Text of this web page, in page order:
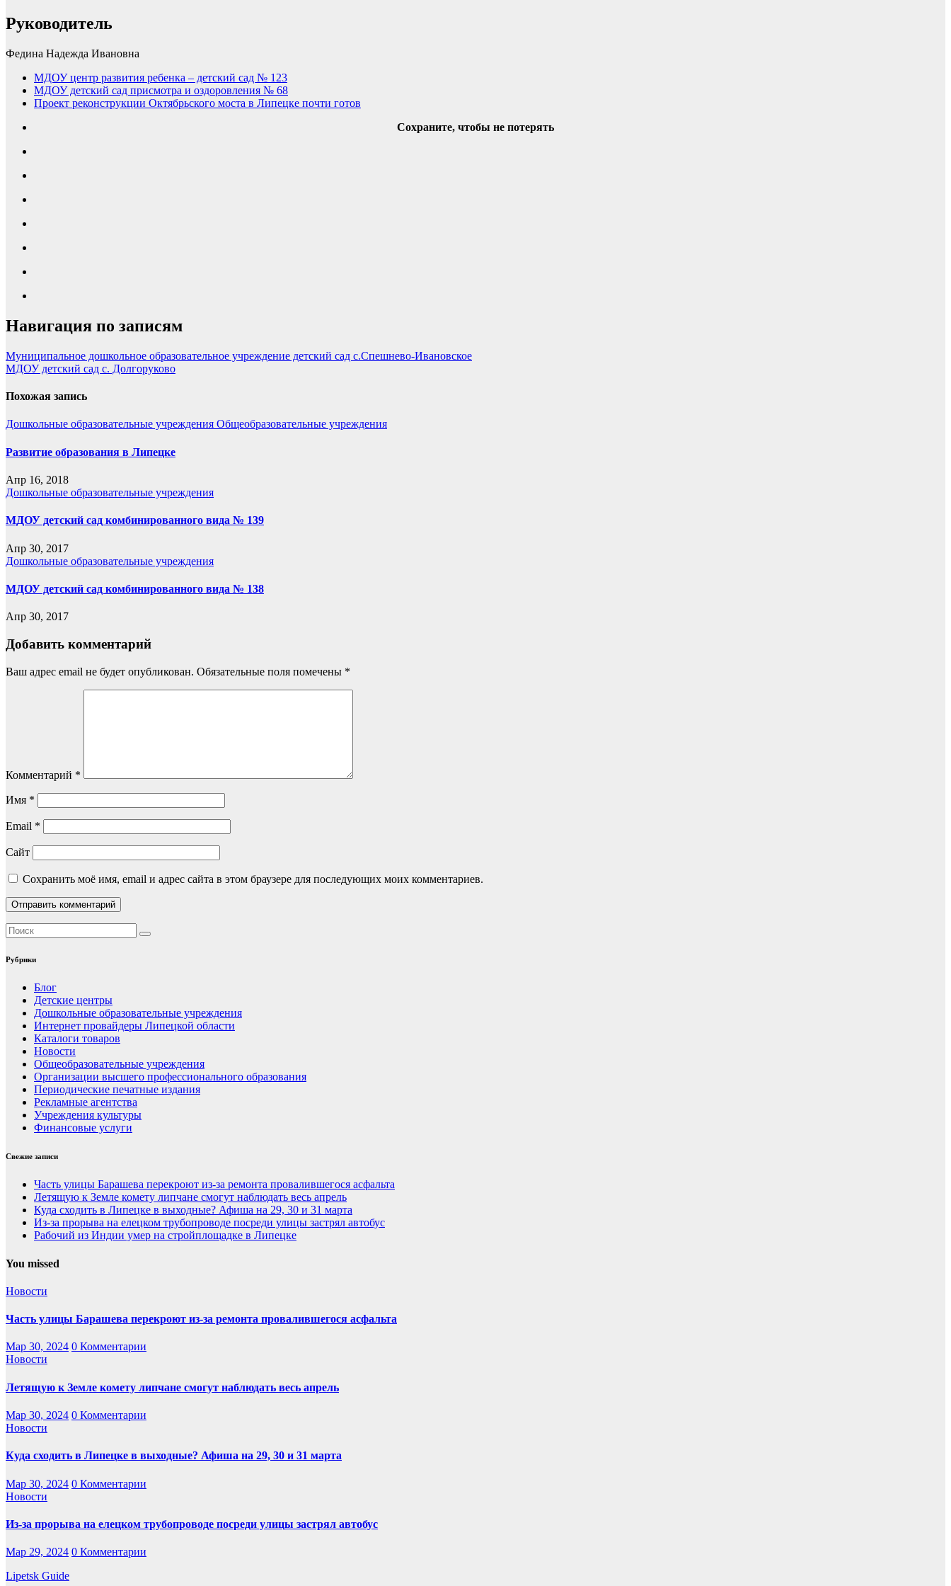
Руководитель
Федина Надежда Ивановна
МДОУ центр развития ребенка – детский сад № 123
МДОУ детский сад присмотра и оздоровления № 68
Проект реконструкции Октябрьского моста в Липецке почти готов
Сохраните, чтобы не потерять
Навигация по записям
Муниципальное дошкольное образовательное учреждение детский сад с.Спешнево-Ивановское
МДОУ детский сад с. Долгоруково
Похожая запись
Дошкольные образовательные учреждения Общеобразовательные учреждения
Развитие образования в Липецке
Апр 16, 2018
Дошкольные образовательные учреждения
МДОУ детский сад комбинированного вида № 139
Апр 30, 2017
Дошкольные образовательные учреждения
МДОУ детский сад комбинированного вида № 138
Апр 30, 2017
Добавить комментарий
Ваш адрес email не будет опубликован. Обязательные поля помечены *
Комментарий *
Имя *
Email *
Сайт
Сохранить моё имя, email и адрес сайта в этом браузере для последующих моих комментариев.
Рубрики
Блог
Детские центры
Дошкольные образовательные учреждения
Интернет провайдеры Липецкой области
Каталоги товаров
Новости
Общеобразовательные учреждения
Организации высшего профессионального образования
Периодические печатные издания
Рекламные агентства
Учреждения культуры
Финансовые услуги
Свежие записи
Часть улицы Барашева перекроют из-за ремонта провалившегося асфальта
Летящую к Земле комету липчане смогут наблюдать весь апрель
Куда сходить в Липецке в выходные? Афиша на 29, 30 и 31 марта
Из-за прорыва на елецком трубопроводе посреди улицы застрял автобус
Рабочий из Индии умер на стройплощадке в Липецке
You missed
Новости
Часть улицы Барашева перекроют из-за ремонта провалившегося асфальта
Мар 30, 2024 0 Комментарии
Новости
Летящую к Земле комету липчане смогут наблюдать весь апрель
Мар 30, 2024 0 Комментарии
Новости
Куда сходить в Липецке в выходные? Афиша на 29, 30 и 31 марта
Мар 30, 2024 0 Комментарии
Новости
Из-за прорыва на елецком трубопроводе посреди улицы застрял автобус
Мар 29, 2024 0 Комментарии
Lipetsk Guide